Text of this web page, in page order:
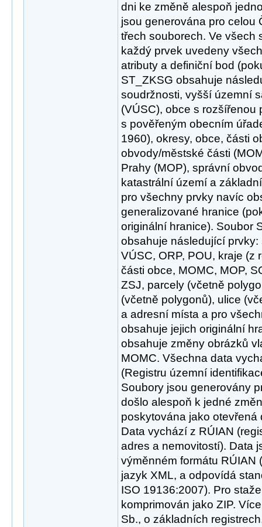
dni ke změně alespoň
jsou generována pro celou
třech souborech. Ve všech
každý prvek uvedeny
atributy a definiční bod
ST_ZKSG obsahuje
soudržnosti, vyšší územní
(VÚSC), obce s rozšířenou
s pověřeným obecním
1960), okresy, obce, části
obvody/městské části
Prahy (MOP), správní
katastrální území a
pro všechny prvky navíc
generalizované hranice
originální hranice). Soubor
obsahuje následující
VÚSC, ORP, POU, kraje (z
části obce, MOMC, MOP,
ZSJ, parcely (včetně
(včetně polygonů), ulice
a adresní místa a pro
obsahuje jejich originální
obsahuje změny obrázků
MOMC. Všechna data
(Registru územní
Soubory jsou generovány
došlo alespoň k jedné
poskytována jako otevřená
Data vychází z RÚIAN
adres a nemovitostí). Data
výměnném formátu RÚIAN
jazyk XML, a odpovídá
ISO 19136:2007). Pro
komprimován jako ZIP.
Sb., o základních